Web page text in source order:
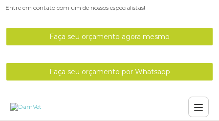
Entre em contato com um de nossos especialistas!
Faça seu orçamento agora mesmo
Faça seu orçamento por Whatsapp